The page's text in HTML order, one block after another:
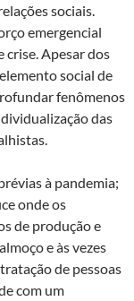
sociais.
emergencial
crise. Apesar dos
social de
fenômenos
das
à pandemia;
onde os
de produção e
e às vezes
de pessoas
com um